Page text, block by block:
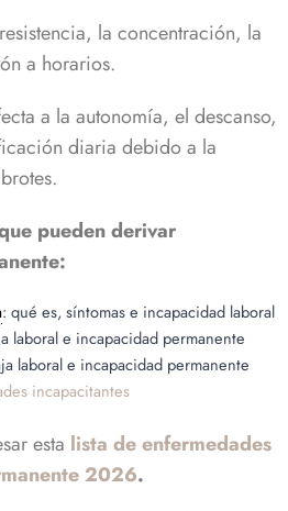
la concentración, la
a horarios.
a la autonomía, el descanso,
diaria debido a la
pueden derivar
: qué es, síntomas e incapacidad laboral
laboral e incapacidad permanente
laboral e incapacidad permanente
incapacitantes
esta lista de enfermedades
2026.